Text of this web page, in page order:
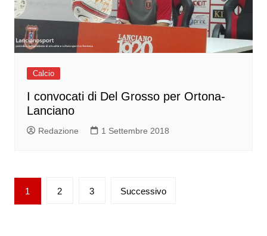
Calcio
I convocati di Del Grosso per Ortona-
Lanciano
Redazione 1 Settembre 2018
Paginazione
degli
1 2 3 Successivo